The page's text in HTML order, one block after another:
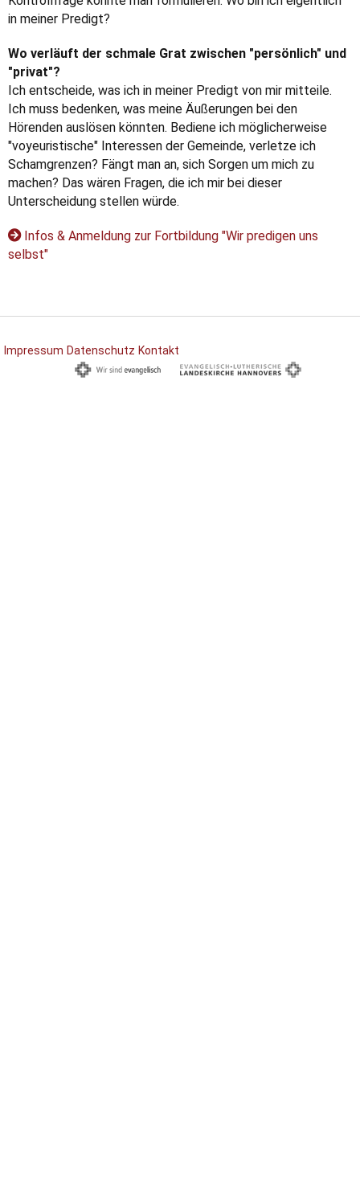
in meiner Predigt?
Wo verläuft der schmale Grat zwischen "persönlich" und
"privat"?
Ich entscheide, was ich in meiner Predigt von mir mitteile.
Ich muss bedenken, was meine Äußerungen bei den
Hörenden auslösen könnten. Bediene ich möglicherweise
"voyeuristische" Interessen der Gemeinde, verletze ich
Schamgrenzen? Fängt man an, sich Sorgen um mich zu
machen? Das wären Fragen, die ich mir bei dieser
Unterscheidung stellen würde.
Infos & Anmeldung zur Fortbildung "Wir predigen uns
selbst"
Impressum Datenschutz Kontakt